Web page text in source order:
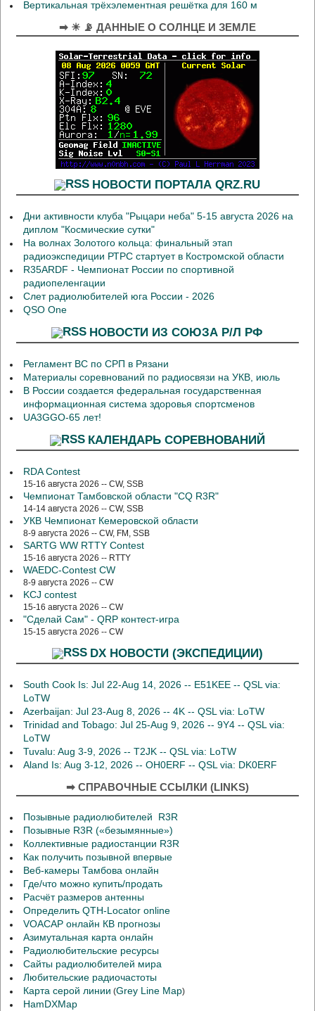
Вертикальная трёхэлементная решётка для 160 м
➡ ☀ 📡 ДАННЫЕ О СОЛНЦЕ И ЗЕМЛЕ
НОВОСТИ ПОРТАЛА QRZ.RU
Дни активности клуба "Рыцари неба" 5-15 августа 2026 на
диплом "Космические сутки"
На волнах Золотого кольца: финальный этап
радиоэкспедиции РТРС стартует в Костромской области
R35ARDF - Чемпионат России по спортивной
радиопеленгации
Слет радиолюбителей юга России - 2026
QSO One
НОВОСТИ ИЗ СОЮЗА Р/Л РФ
Регламент ВС по СРП в Рязани
Материалы соревнований по радиосвязи на УКВ, июль
В России создается федеральная государственная
информационная система здоровья спортсменов
UA3GGO-65 лет!
КАЛЕНДАРЬ СОРЕВНОВАНИЙ
RDA Contest
15-16 августа 2026 -- CW, SSB
Чемпионат Тамбовской области "CQ R3R"
14-14 августа 2026 -- CW, SSB
УКВ Чемпионат Кемеровской области
8-9 августа 2026 -- CW, FM, SSB
SARTG WW RTTY Contest
15-16 августа 2026 -- RTTY
WAEDC-Contest CW
8-9 августа 2026 -- CW
KCJ contest
15-16 августа 2026 -- CW
"Сделай Сам" - QRP контест-игра
15-15 августа 2026 -- CW
DX НОВОСТИ (ЭКСПЕДИЦИИ)
South Cook Is: Jul 22-Aug 14, 2026 -- E51KEE -- QSL via:
LoTW
Azerbaijan: Jul 23-Aug 8, 2026 -- 4K -- QSL via: LoTW
Trinidad and Tobago: Jul 25-Aug 9, 2026 -- 9Y4 -- QSL via:
LoTW
Tuvalu: Aug 3-9, 2026 -- T2JK -- QSL via: LoTW
Aland Is: Aug 3-12, 2026 -- OH0ERF -- QSL via: DK0ERF
➡ СПРАВОЧНЫЕ ССЫЛКИ (LINKS)
Позывные радиолюбителей R3R
Позывные R3R («безымянные»)
Коллективные радиостанции R3R
Как получить позывной впервые
Веб-камеры Тамбова онлайн
Где/что можно купить/продать
Расчёт размеров антенны
Определить QTH-Locator online
VOACAP онлайн КВ прогнозы
Азимутальная карта онлайн
Радиолюбительские ресурсы
Сайты радиолюбителей мира
Любительские радиочастоты
Карта серой линии (Grey Line Map)
HamDXMap